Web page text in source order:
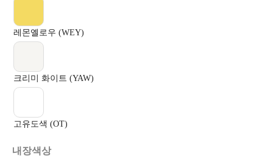
레몬옐로우 (WEY)
크리미 화이트 (YAW)
고유도색 (OT)
내장색상